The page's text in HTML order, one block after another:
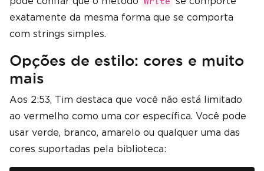
exatamente da mesma forma que se comporta
com strings simples.
Opções de estilo: cores e muito
mais
Aos 2:53, Tim destaca que você não está limitado
ao vermelho como uma cor específica. Você pode
usar verde, branco, amarelo ou qualquer uma das
cores suportadas pela biblioteca: